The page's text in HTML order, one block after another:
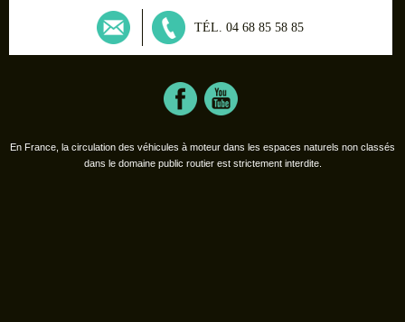
TÉL. 04 68 85 58 85
En France, la circulation des véhicules à moteur dans les espaces naturels non classés
dans le domaine public routier est strictement interdite.